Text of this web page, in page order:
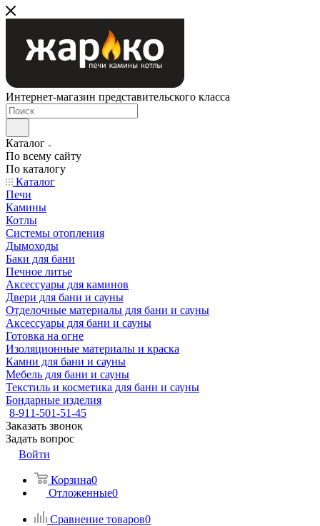
Интернет-магазин представительского класса
Каталог
По всему сайту
По каталогу
Каталог
Печи
Камины
Котлы
Системы отопления
Дымоходы
Баки для бани
Печное литье
Аксессуары для каминов
Двери для бани и сауны
Отделочные материалы для бани и сауны
Аксессуары для бани и сауны
Готовка на огне
Изоляционные материалы и краска
Камни для бани и сауны
Мебель для бани и сауны
Текстиль и косметика для бани и сауны
Бондарные изделия
8-911-501-51-45
Заказать звонок
Задать вопрос
Войти
Корзина0
Отложенные0
Сравнение товаров0